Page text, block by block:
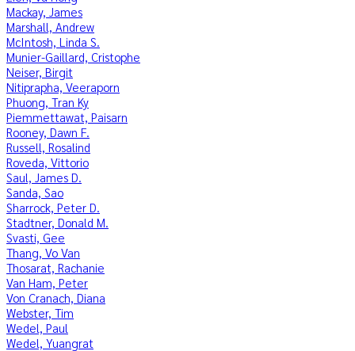
Mackay, James
Marshall, Andrew
McIntosh, Linda S.
Munier-Gaillard, Cristophe
Neiser, Birgit
Nitiprapha, Veeraporn
Phuong, Tran Ky
Piemmettawat, Paisarn
Rooney, Dawn F.
Russell, Rosalind
Roveda, Vittorio
Saul, James D.
Sanda, Sao
Sharrock, Peter D.
Stadtner, Donald M.
Svasti, Gee
Thang, Vo Van
Thosarat, Rachanie
Van Ham, Peter
Von Cranach, Diana
Webster, Tim
Wedel, Paul
Wedel, Yuangrat